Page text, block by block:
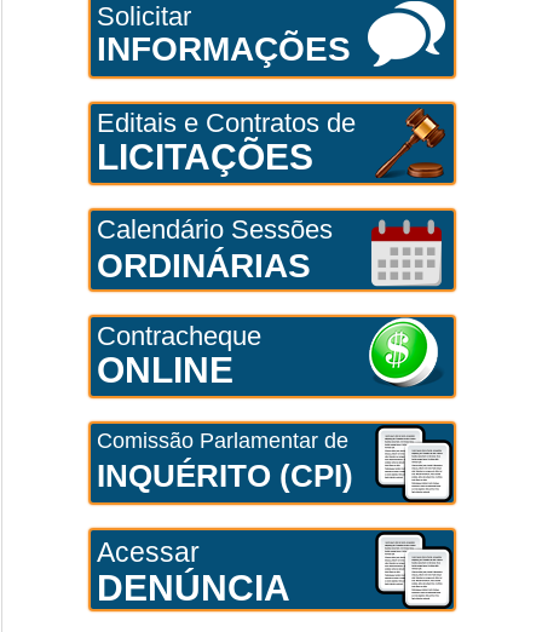
Solicitar
INFORMAÇÕES
Editais e Contratos de
LICITAÇÕES
Calendário Sessões
ORDINÁRIAS
Contracheque
ONLINE
Comissão Parlamentar de
INQUÉRITO (CPI)
Acessar
DENÚNCIA